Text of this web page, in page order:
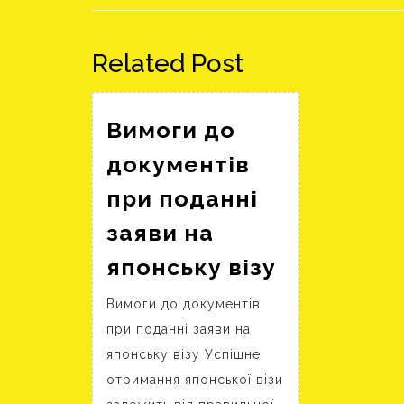
Előző
Related Post
Вимоги до
документів
при поданні
заяви на
японську візу Вимоги
до
документів
при
поданні
заяви
Вимоги до документів
при поданні заяви на
японську візу Успішне
отримання японської візи